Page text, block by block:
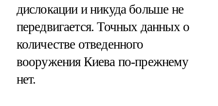
дислокации и никуда больше не
передвигается. Точных данных о
количестве отведенного
вооружения Киева по-прежнему
нет.